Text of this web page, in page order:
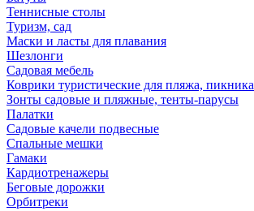
Теннисные столы
Туризм, сад
Маски и ласты для плавания
Шезлонги
Садовая мебель
Коврики туристические для пляжа, пикника
Зонты садовые и пляжные, тенты-парусы
Палатки
Садовые качели подвесные
Спальные мешки
Гамаки
Кардиотренажеры
Беговые дорожки
Орбитреки